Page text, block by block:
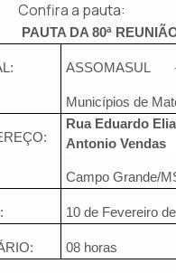
Confira a pauta:
PAUTA DA 80ª
Municípios de
Rua Eduardo
Antonio Vendas
Campo Grande/
10 de Fevereiro
08 horas